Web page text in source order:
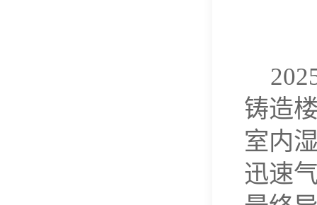
铸造
室内
迅速